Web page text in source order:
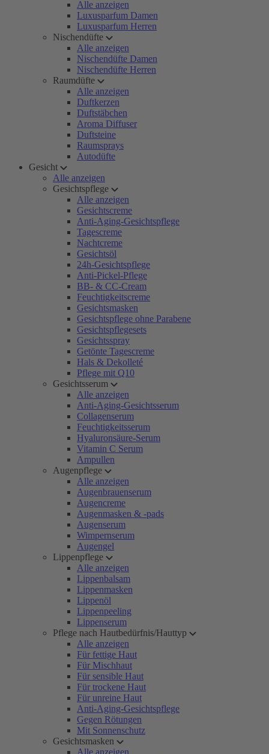
Alle anzeigen
Luxusparfum Damen
Luxusparfum Herren
Nischendüfte
Alle anzeigen
Nischendüfte Damen
Nischendüfte Herren
Raumdüfte
Alle anzeigen
Duftkerzen
Duftstäbchen
Aroma Diffuser
Duftsteine
Raumsprays
Autodüfte
Gesicht
Alle anzeigen
Gesichtspflege
Alle anzeigen
Gesichtscreme
Anti-Aging-Gesichtspflege
Tagescreme
Nachtcreme
Gesichtsöl
24h-Gesichtspflege
Anti-Pickel-Pflege
BB- & CC-Cream
Feuchtigkeitscreme
Gesichtsmasken
Gesichtspflege ohne Parabene
Gesichtspflegesets
Gesichtsspray
Getönte Tagescreme
Hals & Dekolleté
Pflege mit Q10
Gesichtsserum
Alle anzeigen
Anti-Aging-Gesichtsserum
Collagenserum
Feuchtigkeitsserum
Hyaluronsäure-Serum
Vitamin C Serum
Ampullen
Augenpflege
Alle anzeigen
Augenbrauenserum
Augencreme
Augenmasken & -pads
Augenserum
Wimpernserum
Augengel
Lippenpflege
Alle anzeigen
Lippenbalsam
Lippenmasken
Lippenöl
Lippenpeeling
Lippenserum
Pflege nach Hautbedürfnis/Hauttyp
Alle anzeigen
Für fettige Haut
Für Mischhaut
Für sensible Haut
Für trockene Haut
Für unreine Haut
Anti-Aging-Gesichtspflege
Gegen Rötungen
Mit Sonnenschutz
Gesichtsmasken
Alle anzeigen